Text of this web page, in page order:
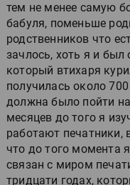
тем не менее самую
бабуля, поменьше
родственников что
зачлось, хоть я и
который втихаря
получилась около
должна было пойти
месяцев до того я
работают печатники,
что до того момента
связан с миром
тридцати годах,